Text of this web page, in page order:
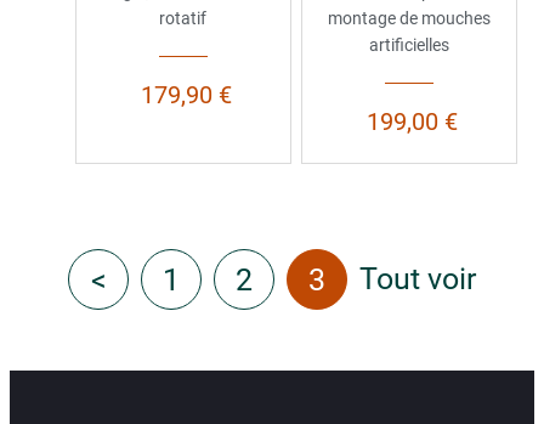
rotatif
179,90 €
montage de mouches
artificielles
199,00 €
< 1 2 3 Tout voir